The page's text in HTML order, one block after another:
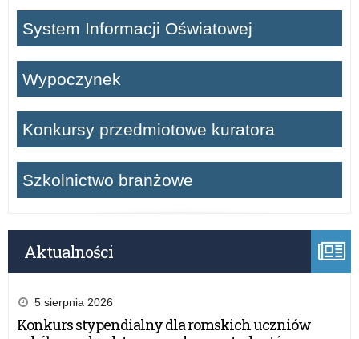
System Informacji Oświatowej
Wypoczynek
Konkursy przedmiotowe kuratora
Szkolnictwo branżowe
Aktualności
5 sierpnia 2026
Konkurs stypendialny dla romskich uczniów